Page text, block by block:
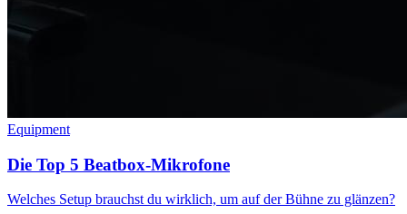
Equipment
Die Top 5 Beatbox-Mikrofone
Welches Setup brauchst du wirklich, um auf der Bühne zu glänzen?